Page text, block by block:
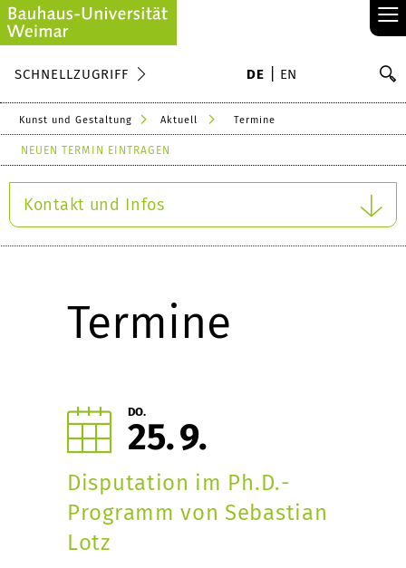
≡
SCHNELLZUGRIFF DE EN
Kunst und Gestaltung Aktuell Termine
NEUEN TERMIN EINTRAGEN
Kontakt und Infos
Termine
DO.
25 9
Disputation im Ph.D.-
Programm von Sebastian
Lotz